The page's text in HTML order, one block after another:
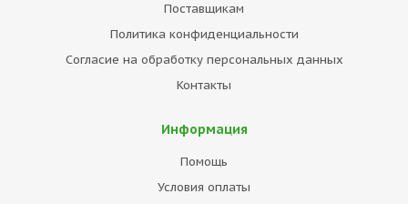
Поставщикам
Политика конфиденциальности
Согласие на обработку персональных данных
Контакты
Информация
Помощь
Условия оплаты